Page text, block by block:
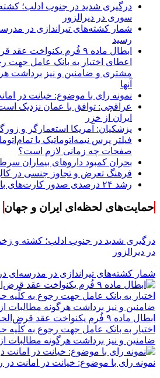
سوری در دیرالزور
رسید
ابطال ماده ۹ فُرم
اعطای اختیار به بانک عامل جهت
مشتری و ضامنین و نیز برداشت
آنها
نمونه رای با موضوع: خیانت در
ایران از خزر
پزشکیان: آمریکا استعمارگر و
فیلتر پرس نیمه‌اتوماتیک یا
صفحات چه زمانی لازم است؟
بحران کمبود دارو‌های بیماران
فرهنگ تعرض و تجاوز جنسی در
رشد ۲۴ درصدی صدور کارت‌های بازرگانی در گرگان
حمایت‌های لحظه‌ای ایران و جهان
در دیرالزور
شمار کشته‌های تیراندازی در مدرسه‌ای در تایلند
ابطال ماده ۹ فُرم یکنواخت
اختیار به بانک عامل جهت رجوع به
ضامنین و نیز برداشت هرگونه مطالبات از
نمونه رای با موضوع: خیانت در امانت در